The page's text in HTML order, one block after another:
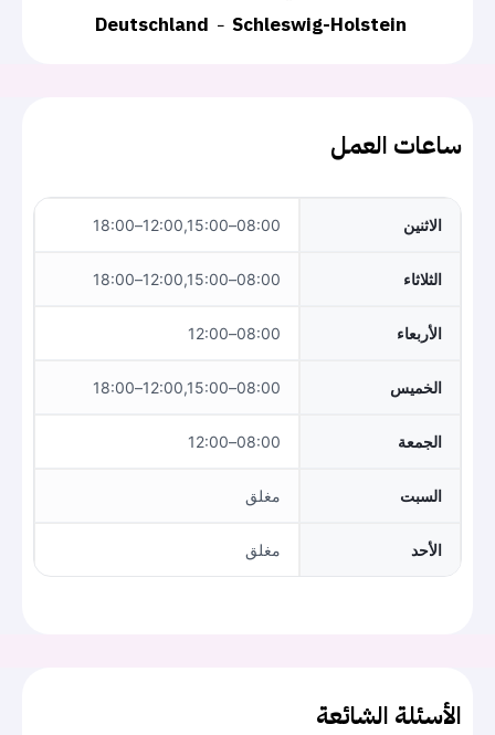
Deutschland
Schleswig-Holstein
ساعات العمل
الاثنين 08:00–12:00,15:00–18:00
الثلاثاء 08:00–12:00,15:00–18:00
الأربعاء 08:00–12:00
الخميس 08:00–12:00,15:00–18:00
الجمعة 08:00–12:00
السبت مغلق
الأحد مغلق
الأسئلة الشائعة